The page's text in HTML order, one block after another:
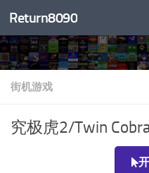
跳至内容
Return8090
街机游戏
究极虎2/Twin